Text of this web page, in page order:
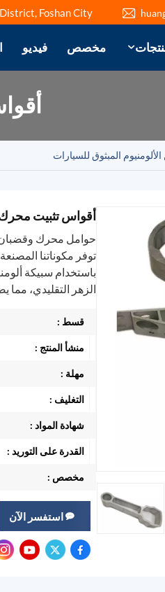
Foshan City
مخصص فيديو
المبثوق للسيارات
أقواس تثبيت محرك
حوامل محرك وقضبان
توفر مكوناتنا
الزهر التقليدي،
قسط :
منشأ المنتج :
مهلة :
التغليف :
شهادة المواد :
القدرة على التوريد :
مخصص :
استفسر الآن